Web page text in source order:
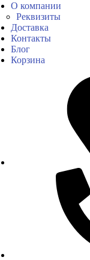
О компании
Реквизиты
Доставка
Контакты
Блог
Корзина